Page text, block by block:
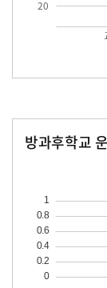
20
방과후학교